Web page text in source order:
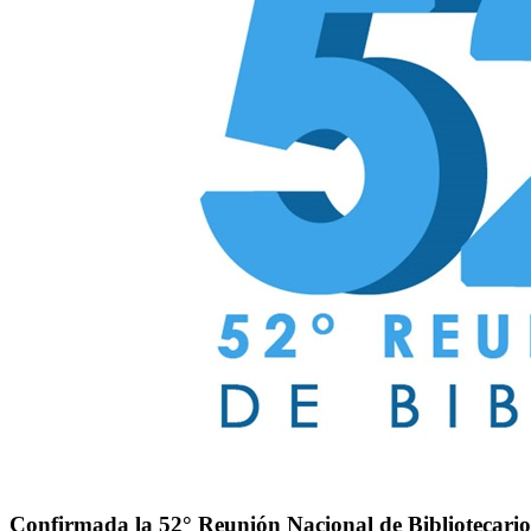
Confirmada la 52° Reunión Nacional de